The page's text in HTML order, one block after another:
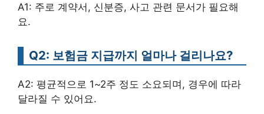
A1: 주로 계약서, 신분증, 사고 관련 문서가 필요해
요.
Q2: 보험금 지급까지 얼마나 걸리나요?
A2: 평균적으로 1~2주 정도 소요되며, 경우에 따라
달라질 수 있어요.